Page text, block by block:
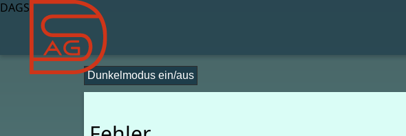
DAGS
Dunkelmodus ein/aus